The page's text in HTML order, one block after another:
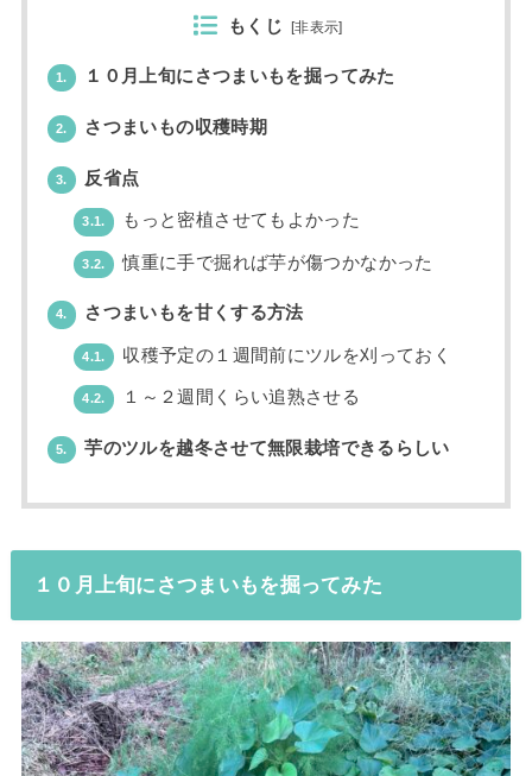
もくじ [非表示]
1. １０月上旬にさつまいもを掘ってみた
2. さつまいもの収穫時期
3. 反省点
3.1. もっと密植させてもよかった
3.2. 慎重に手で掘れば芋が傷つかなかった
4. さつまいもを甘くする方法
4.1. 収穫予定の１週間前にツルを刈っておく
4.2. １～２週間くらい追熟させる
5. 芋のツルを越冬させて無限栽培できるらしい
１０月上旬にさつまいもを掘ってみた